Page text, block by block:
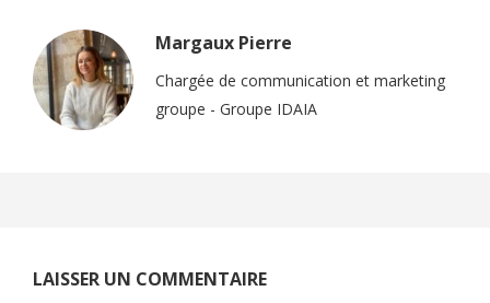
Margaux Pierre
Chargée de communication et marketing
groupe - Groupe IDAIA
LAISSER UN COMMENTAIRE